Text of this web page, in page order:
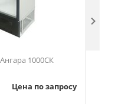
1000СК
Цена по запросу
